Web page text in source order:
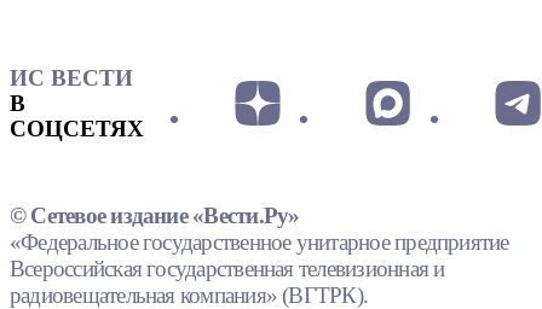
ИС ВЕСТИ
В
СОЦСЕТЯХ
© Сетевое издание «Вести.Ру»
«Федеральное государственное унитарное предприятие
Всероссийская государственная телевизионная и
радиовещательная компания» (ВГТРК).